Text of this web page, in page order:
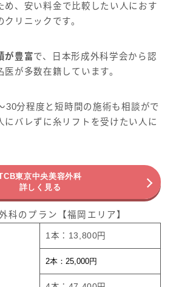
め、安い料金で比較したい人におす
リニックです。
が豊富で、日本形成外科学会から認
が多数在籍しています。
30分程度と短時間の施術も相談がで
にバレずに糸リフトを受けたい人に
東京中央美容外科
詳しく見る
科のプラン【福岡エリア】
1本：13,800円
2本：25,000円